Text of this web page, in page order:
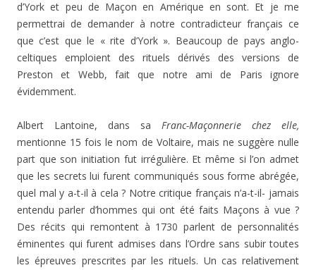
d’York et peu de Maçon en Amérique en sont. Et je me
permettrai de demander à notre contradicteur français ce
que c’est que le « rite d’York ». Beaucoup de pays anglo-
celtiques emploient des rituels dérivés des versions de
Preston et Webb, fait que notre ami de Paris ignore
évidemment.
Albert Lantoine, dans sa Franc-Maçonnerie chez elle,
mentionne 15 fois le nom de Voltaire, mais ne suggère nulle
part que son initiation fut irrégulière. Et même si l’on admet
que les secrets lui furent communiqués sous forme abrégée,
quel mal y a-t-il à cela ? Notre critique français n’a-t-il- jamais
entendu parler d’hommes qui ont été faits Maçons à vue ?
Des récits qui remontent à 1730 parlent de personnalités
éminentes qui furent admises dans l’Ordre sans subir toutes
les épreuves prescrites par les rituels. Un cas relativement